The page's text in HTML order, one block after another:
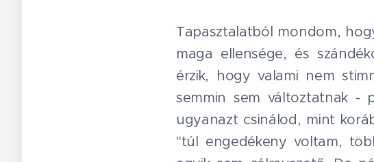
Tapasztalatból mondom,
maga ellensége, és
érzik, hogy valami nem
semmin sem változtatnak -
ugyanazt csinálod, mint
"túl engedékeny voltam,